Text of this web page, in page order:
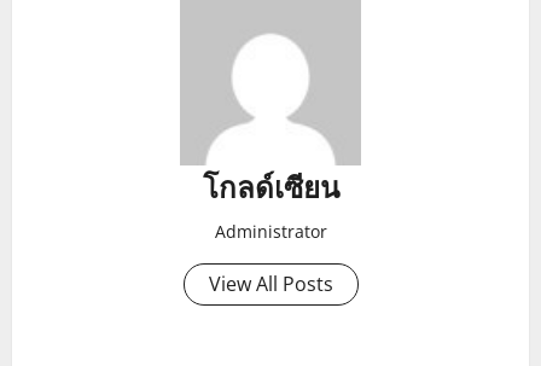
โกลด์เซียน
Administrator
View All Posts